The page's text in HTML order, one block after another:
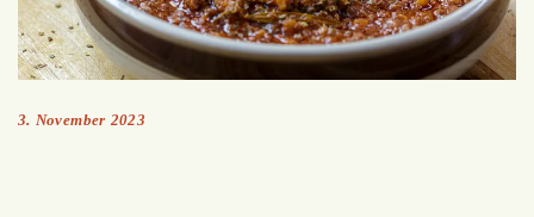
3. November 2023